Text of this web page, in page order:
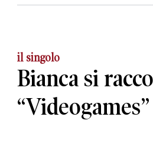
il singolo
Bianca si
“Videogames”